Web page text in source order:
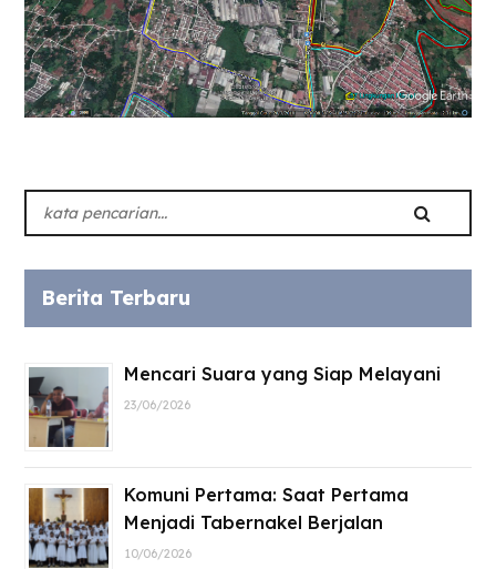
Berita Terbaru
Mencari Suara yang Siap Melayani
23/06/2026
Komuni Pertama: Saat Pertama
Menjadi Tabernakel Berjalan
10/06/2026